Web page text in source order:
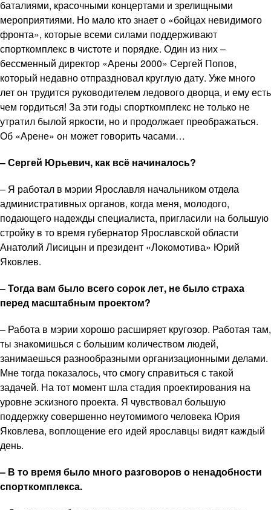
баталиями, красочными концертами и зрелищными
мероприятиями. Но мало кто знает о «бойцах невидимого
фронта», которые всеми силами поддерживают
спорткомплекс в чистоте и порядке. Один из них –
бессменный директор «Арены 2000» Сергей Попов,
который недавно отпраздновал круглую дату. Уже много
лет он трудится руководителем ледового дворца, и ему есть
чем гордиться! За эти годы спорткомплекс не только не
утратил былой яркости, но и продолжает преображаться.
Об «Арене» он может говорить часами…
– Сергей Юрьевич, как всё начиналось?
– Я работал в мэрии Ярославля начальником отдела
административных органов, когда меня, молодого,
подающего надежды специалиста, пригласили на большую
стройку в то время губернатор Ярославской области
Анатолий Лисицын и президент «Локомотива» Юрий
Яковлев.
– Тогда вам было всего сорок лет, не было страха
перед масштабным проектом?
– Работа в мэрии хорошо расширяет кругозор. Работая там,
ты знакомишься с большим количеством людей,
занимаешься разнообразными организационными делами.
Мне тогда показалось, что смогу справиться с такой
задачей. На тот момент шла стадия проектирования на
уровне эскизного проекта. Я чувствовал большую
поддержку совершенно неутомимого человека Юрия
Яковлева, воплощение его идей ярославцы видят каждый
день.
– В то время было много разговоров о ненадобности
спорткомплекса.